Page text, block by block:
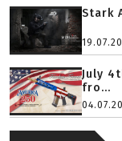
Stark
July
fro...